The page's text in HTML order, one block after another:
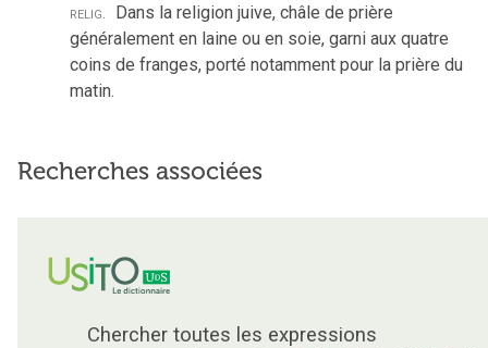
relig. Dans la religion juive, châle de prière
généralement en laine ou en soie, garni aux quatre
coins de franges, porté notamment pour la prière du
matin.
Recherches associées
Chercher toutes les expressions